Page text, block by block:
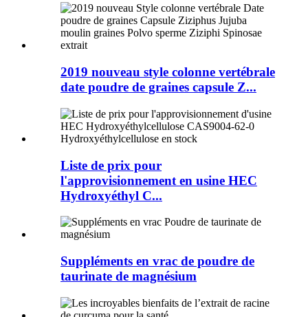
2019 nouveau style colonne vertébrale
date poudre de graines capsule Z...
Liste de prix pour
l'approvisionnement en usine HEC
Hydroxyéthyl C...
Suppléments en vrac de poudre de
taurinate de magnésium